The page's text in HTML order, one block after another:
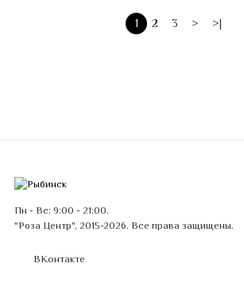
1 2 3 > >|
Пн - Вс: 9:00 - 21:00.
"Роза Центр", 2015-2026. Все права защищены.
ВКонтакте